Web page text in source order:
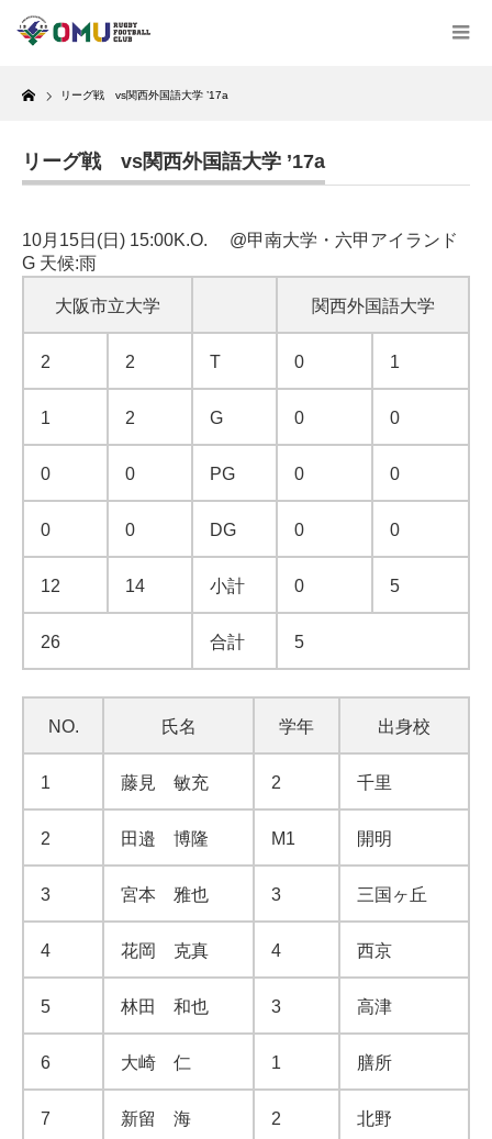
Home
リーグ戦 vs関西外国語大学 ’17a
リーグ戦 vs関西外国語大学 ’17a
10月15日(日) 15:00K.O. @甲南大学・六甲アイランド
G 天候:雨
大阪市立大学 関西外国語大学
2 2 T 0 1
1 2 G 0 0
0 0 PG 0 0
0 0 DG 0 0
12 14 小計 0 5
26 合計 5
NO. 氏名 学年 出身校
1 藤見 敏充 2 千里
2 田邉 博隆 M1 開明
3 宮本 雅也 3 三国ヶ丘
4 花岡 克真 4 西京
5 林田 和也 3 高津
6 大崎 仁 1 膳所
7 新留 海 2 北野